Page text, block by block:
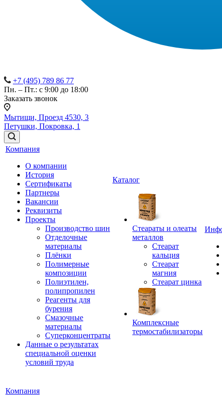
+7 (495) 789 86 77
Пн. – Пт.: с 9:00 до 18:00
Заказать звонок
Мытищи, Проезд 4530, 3
Петушки, Покровка, 1
Компания
О компании
История
Сертификаты
Партнеры
Вакансии
Реквизиты
Проекты
Производство шин
Отделочные
материалы
Плёнки
Полимерные
композиции
Полиэтилен,
полипропилен
Реагенты для
бурения
Смазочные
материалы
Суперконцентраты
Данные о результатах
специальной оценки
условий труда
Каталог
Стеараты и олеаты
металлов
Стеарат
кальция
Стеарат
магния
Стеарат цинка
Комплексные
термостабилизаторы
Компания